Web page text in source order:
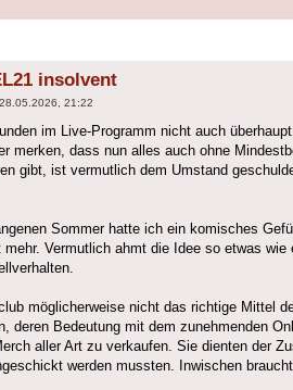
insolvent
28.05.2026, 21:22
im Live-Programm nicht auch
merken, dass nun alles auch ohne
gibt, ist vermutlich dem Umstand
Sommer hatte ich ein komisches
Vermutlich ahmt die Idee so etwas
möglicherweise nicht das richtige Mittel
deren Bedeutung mit dem zunehmenden
aller Art zu verkaufen. Sie dienten der
werden mussten. Inwischen